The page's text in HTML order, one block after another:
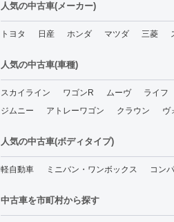
人気の中古車(メーカー)
トヨタ 日産 ホンダ マツダ 三菱
人気の中古車(車種)
スカイライン ワゴンR ムーヴ ライフ
ジムニー
アトレーワゴン クラウン ヴ
人気の中古車(ボディタイプ)
軽自動車 ミニバン・ワンボックス コン
中古車を市町村から探す